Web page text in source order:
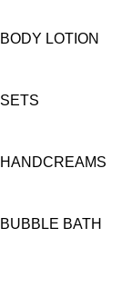
BODY LOTION
SETS
HANDCREAMS
BUBBLE BATH